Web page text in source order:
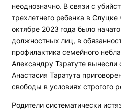
неоднозначно. В связи с
трехлетнего ребенка в
октябре 2023 года было
должностных лиц, в
профилактика семейного
Александру Таратуте вынесли
Анастасия Таратута
свободы в условиях строгого
Родители систематически